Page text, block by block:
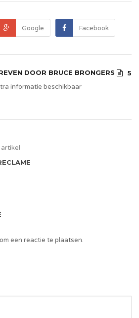
Google Facebook
DOOR BRUCE BRONGERS
5
informatie beschikbaar
om een reactie te plaatsen.